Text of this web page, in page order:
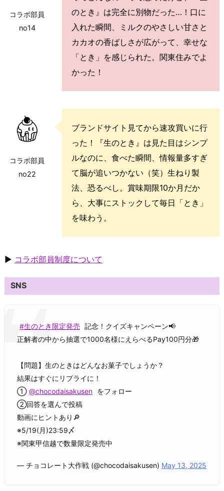
コラボ部員
no14
のとき』は完全に別物だった…！口に
入れた瞬間、ミルクのやさしい甘さと
カカオの香ばしさが広がって、幸せな
「とき」を感じられた。関東住みでよ
かった！
コラボ部員
no22
ブランドサイト見てから速攻買いに行
った！『生のとき』は見た目はシンプ
ルなのに、食べた瞬間、情報量多すぎ
て脳が追いつかない（笑）生ねり製
法、恐るべし。賞味期限10か月だか
ら、大事にストックして毎日「とき」
を味わう。
▶ コラボ部員制度について
SNS
#生のとき限定発売 記念！クイズキャンペーン📢
正解者の中から抽選で1000名様にえらべるPay100円分🎁
【問題】生のときはどんなお菓子でしょうか？
結果はすぐにリプライに！
① @chocodaisakusen をフォロー
②回答を選んで投稿
動画にヒントあり🔎
※5/19(月)23:59〆
※関東甲信越で数量限定発売中
— チョコレート大作戦 (@chocodaisakusen) May 13, 2025